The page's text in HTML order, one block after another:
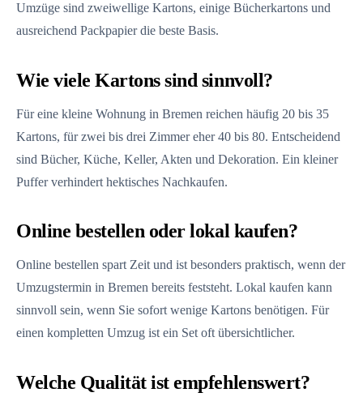
Umzüge sind zweiwellige Kartons, einige Bücherkartons und
ausreichend Packpapier die beste Basis.
Wie viele Kartons sind sinnvoll?
Für eine kleine Wohnung in Bremen reichen häufig 20 bis 35
Kartons, für zwei bis drei Zimmer eher 40 bis 80. Entscheidend
sind Bücher, Küche, Keller, Akten und Dekoration. Ein kleiner
Puffer verhindert hektisches Nachkaufen.
Online bestellen oder lokal kaufen?
Online bestellen spart Zeit und ist besonders praktisch, wenn der
Umzugstermin in Bremen bereits feststeht. Lokal kaufen kann
sinnvoll sein, wenn Sie sofort wenige Kartons benötigen. Für
einen kompletten Umzug ist ein Set oft übersichtlicher.
Welche Qualität ist empfehlenswert?